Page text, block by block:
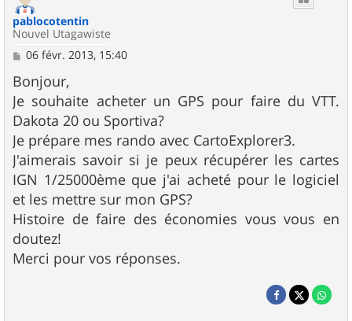
pablocotentin
Nouvel Utagawiste
M
s
s
a
g
e
06 févr. 2013, 15:40
Bonjour,
Je souhaite acheter un GPS pour faire du VTT.
Dakota 20 ou Sportiva?
Je prépare mes rando avec CartoExplorer3.
J'aimerais savoir si je peux récupérer les cartes
IGN 1/25000ème que j'ai acheté pour le logiciel
et les mettre sur mon GPS?
Histoire de faire des économies vous vous en
doutez!
Merci pour vos réponses.